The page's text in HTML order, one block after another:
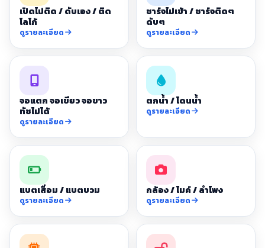
เปิดไม่ติด / ดับเอง / ติด
โลโก้
ดูรายละเอียด
ชาร์จไม่เข้า / ชาร์จติดๆ
ดับๆ
ดูรายละเอียด
จอแตก จอเขียว จอขาว
ทัชไม่ได้
ดูรายละเอียด
ตกน้ำ / โดนน้ำ
ดูรายละเอียด
แบตเสื่อม / แบตบวม
ดูรายละเอียด
กล้อง / ไมค์ / ลำโพง
ดูรายละเอียด